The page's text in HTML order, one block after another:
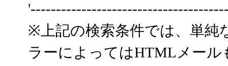
※上記の検索条件では、単純
ラーによってはHTMLメー